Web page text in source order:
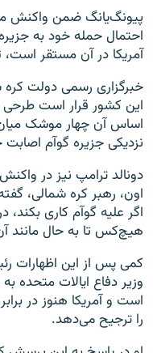
پیونگ‌یانگ ضمن واکنش
احتمال حمله خود به
آمریکا در آن مستقر است،
خبرگزاری رسمی دولت
این کشور قرار است طرحی
اساس آن چهار موشک
نزدیکی جزیره گوآم
دونالد ترامپ نیز در
اون، رهبر کره شمالی،
اگر علیه گوآم کاری بکند،
هیچ‌کس تا به حال مانند
کمی پس از این اظهارات
وزیر دفاع ایالات متحده
است و آمریکا هنوز در
را ترجیح می‌دهد.